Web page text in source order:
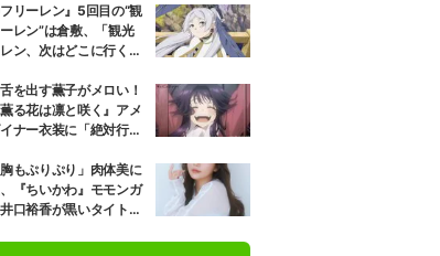
フリーレン』5回目の“観
レン”は倉敷、「観光
ン、次はどこに行くの
を出す薫子がメロい！
る花は凛と咲く』アメ
ナー衣装に「絶対行き
胸もぷりぷり」肉体美に
『ちいかわ』モモンガ
口裕香が黒いタイトウ